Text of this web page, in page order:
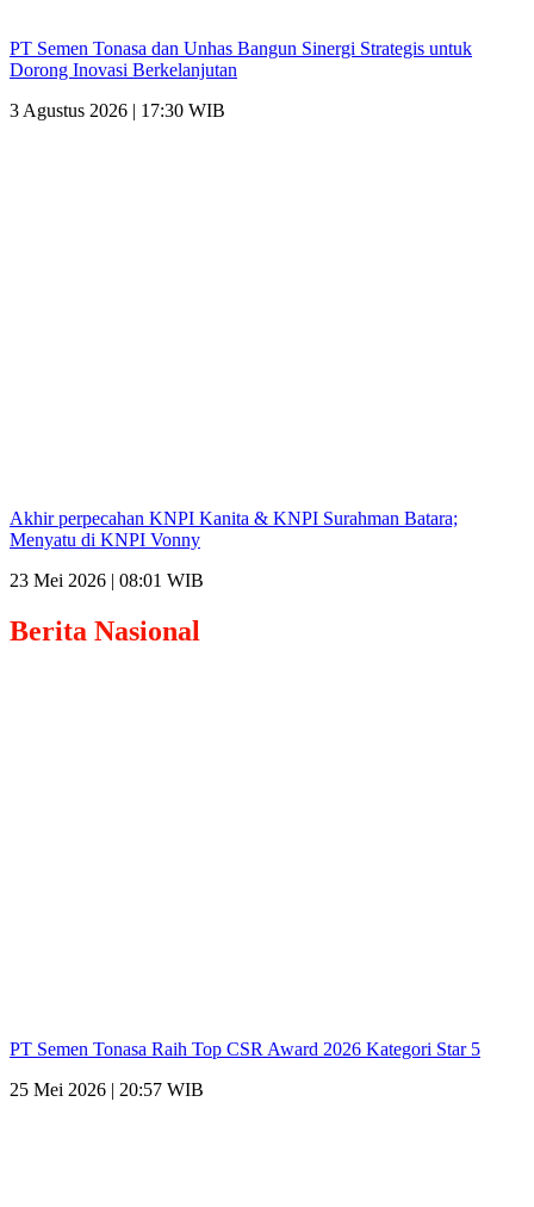
PT Semen Tonasa dan Unhas Bangun Sinergi Strategis untuk
Dorong Inovasi Berkelanjutan
3 Agustus 2026 | 17:30 WIB
Akhir perpecahan KNPI Kanita & KNPI Surahman Batara;
Menyatu di KNPI Vonny
23 Mei 2026 | 08:01 WIB
Berita Nasional
PT Semen Tonasa Raih Top CSR Award 2026 Kategori Star 5
25 Mei 2026 | 20:57 WIB